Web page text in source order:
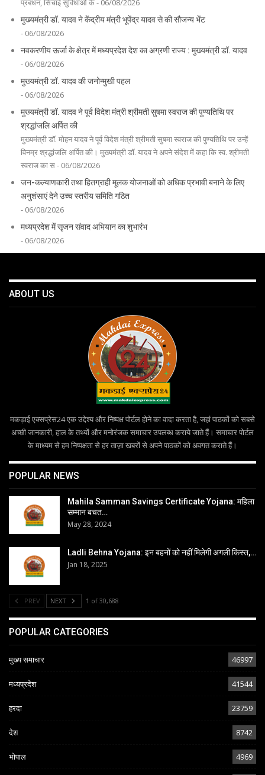
प्रबंधन, सिंचाई सुविधाओं के - 06/08/2026
मुख्यमंत्री डॉ. यादव ने केंद्रीय मंत्री भूपेंद्र यादव से की सौजन्य भेंट
- 06/08/2026
नवकरणीय ऊर्जा के क्षेत्र में मध्यप्रदेश देश का अग्रणी राज्य : मुख्यमंत्री डॉ. यादव
- 06/08/2026
मुख्यमंत्री डॉ. यादव की जनोन्मुखी पहल
- 06/08/2026
मुख्यमंत्री डॉ. यादव ने पूर्व विदेश मंत्री श्रीमती सुषमा स्वराज की पुण्यतिथि पर
श्रद्धांजलि अर्पित की
मुख्यमंत्री डॉ. मोहन यादव ने पूर्व विदेश मंत्री श्रीमती सुषमा स्वराज की पुण्यतिथि पर उन्हें
विनम्र श्रद्धांजलि अर्पित की। मुख्यमंत्री डॉ. यादव ने अपने संदेश में कहा कि स्व. श्रीमती
स्वराज का स - 06/08/2026
जन-कल्याणकारी तथा हितग्राही मूलक योजनाओं को अधिक प्रभावी बनाने के लिए
अनुशंसाएं देने उच्च स्तरीय समिति गठित
- 06/08/2026
मध्यप्रदेश में सृजन संवाद अभियान का शुभारंभ
- 06/08/2026
ABOUT US
मकड़ाई एक्सप्रेस24 एक उद्देश्य और निष्पक्ष पोर्टल होने का वादा करता है, जहां पाठकों को सबसे
अच्छी जानकारी, हाल के तथ्यों और मनोरंजक समाचार उपलब्ध कराये जाते हैं। समाचार पोर्टल
के माध्यम से हम निष्पक्षता से हर ताज़ा खबरों से अपने पाठकों को अवगत कराते हैं।
POPULAR NEWS
Mahila Samman Savings Certificate Yojana: महिला
सम्मान बचत…
May 28, 2024
Ladli Behna Yojana: इन बहनों को नहीं मिलेगी अगली किस्त,…
Jan 18, 2025
PREV NEXT 1 of 30,688
POPULAR CATEGORIES
मुख्य समाचार 46997
मध्यप्रदेश 41544
हरदा 23759
देश 8742
भोपाल 4969